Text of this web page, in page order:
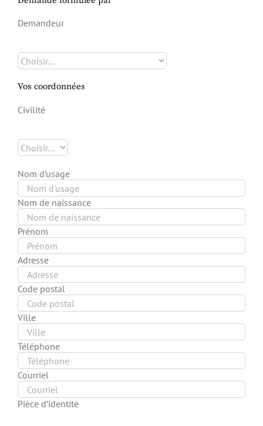
Demandeur
Vos coordonnées
Civilité
Nom d’usage
Nom de naissance
Prénom
Adresse
Code postal
Ville
Téléphone
Courriel
Pièce d’identité